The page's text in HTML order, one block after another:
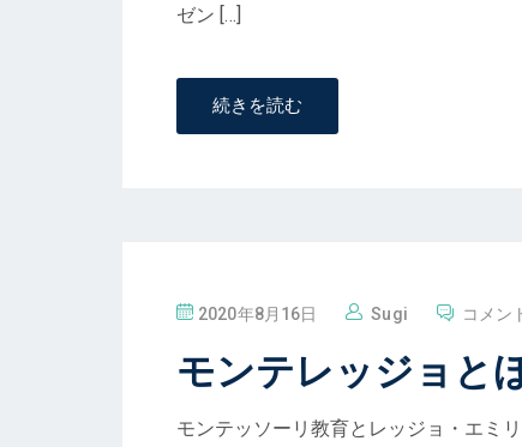
ゼン […]
続きを読む
投
2020年8月16日 Sugi コメン
モンテレッジョと
モンテッソーリ教育とレッジョ・エミ